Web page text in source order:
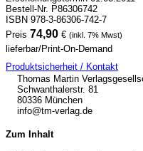
Bestell-Nr. P86306742
ISBN 978-3-86306-742-7
Preis 74,90 € (inkl. 7% Mwst)
lieferbar/Print-On-Demand
Produktsicherheit / Kontakt
Thomas Martin
Schwanthalerstr. 81
80336 München
info@tm-verlag.de
Zum Inhalt